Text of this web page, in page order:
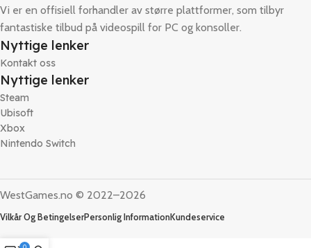
Vi er en offisiell forhandler av større plattformer, som tilbyr
fantastiske tilbud på videospill for PC og konsoller.
Nyttige lenker
Kontakt oss
Nyttige lenker
Steam
Ubisoft
Xbox
Nintendo Switch
WestGames.no © 2022–2026
Vilkår Og BetingelserPersonlig InformationKundeservice